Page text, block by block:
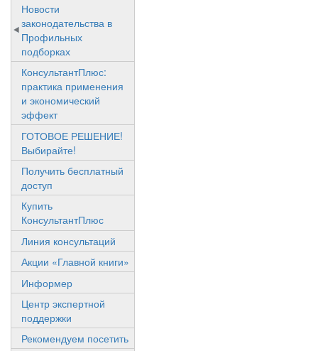
Новости
законодательства в
Профильных
подборках
КонсультантПлюс:
практика применения
и экономический
эффект
ГОТОВОЕ РЕШЕНИЕ!
Выбирайте!
Получить бесплатный
доступ
Купить
КонсультантПлюс
Линия консультаций
Акции «Главной книги»
Информер
Центр экспертной
поддержки
Рекомендуем посетить